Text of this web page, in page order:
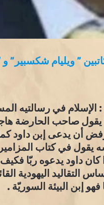
” ويليام شكسبير”
في رسالتيه
يقول صاحب الحارضة
أن يدعى إبن داود
يقول في كتاب
اليهودية
إبن البيئة السوريّة .